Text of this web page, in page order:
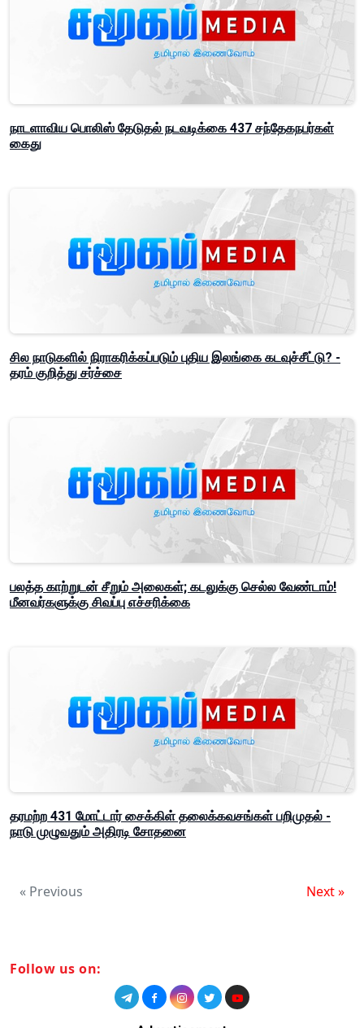
நாடளாவிய பொலிஸ் தேடுதல் நடவடிக்கை 437 சந்தேகநபர்கள்
கைது
சில நாடுகளில் நிராகரிக்கப்படும் புதிய இலங்கை கடவுச்சீட்டு? -
தரம் குறித்து சர்ச்சை
பலத்த காற்றுடன் சீறும் அலைகள்; கடலுக்கு செல்ல வேண்டாம்!
மீனவர்களுக்கு சிவப்பு எச்சரிக்கை
தரமற்ற 431 மோட்டார் சைக்கிள் தலைக்கவசங்கள் பறிமுதல் -
நாடு முழுவதும் அதிரடி சோதனை
« Previous Next »
Follow us on: